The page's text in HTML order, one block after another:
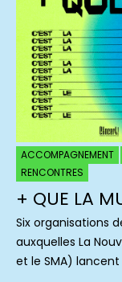
ACCOMPAGNEMENT
RENCONTRES
+ QUE LA
Six organisations
auxquelles La
et le SMA)